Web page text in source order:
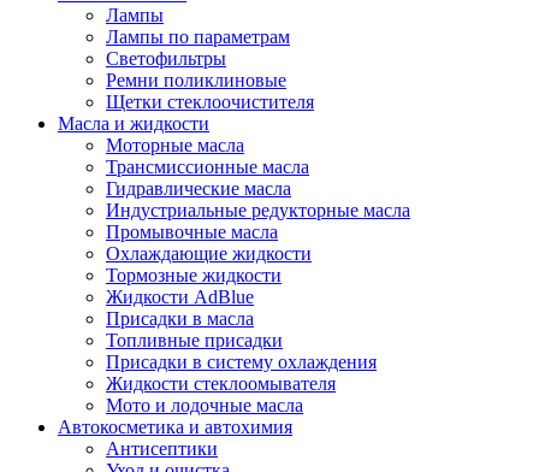
Лампы
Лампы по параметрам
Светофильтры
Ремни поликлиновые
Щетки стеклоочистителя
Масла и жидкости
Моторные масла
Трансмиссионные масла
Гидравлические масла
Индустриальные редукторные масла
Промывочные масла
Охлаждающие жидкости
Тормозные жидкости
Жидкости AdBlue
Присадки в масла
Топливные присадки
Присадки в систему охлаждения
Жидкости стеклоомывателя
Мото и лодочные масла
Автокосметика и автохимия
Антисептики